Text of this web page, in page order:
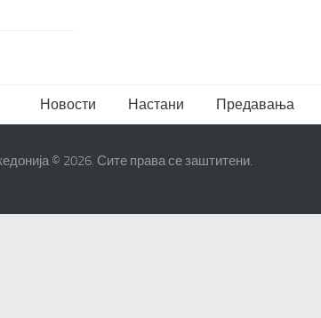
Новости Настани Предавања
© 2026. Сите права се заштитени.